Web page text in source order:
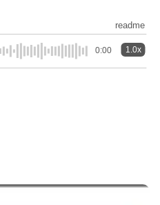
readme
0:00 1.0x